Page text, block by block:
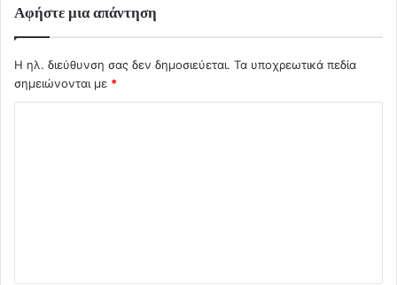
Αφήστε μια απάντηση
Η ηλ. διεύθυνση σας δεν δημοσιεύεται. Τα υποχρεωτικά πεδία
σημειώνονται με *